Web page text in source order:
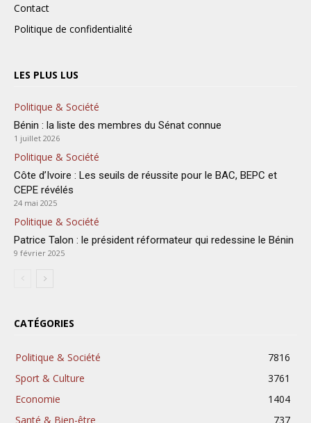
Contact
Politique de confidentialité
LES PLUS LUS
Politique & Société
Bénin : la liste des membres du Sénat connue
1 juillet 2026
Politique & Société
Côte d’Ivoire : Les seuils de réussite pour le BAC, BEPC et
CEPE révélés
24 mai 2025
Politique & Société
Patrice Talon : le président réformateur qui redessine le Bénin
9 février 2025
CATÉGORIES
Politique & Société
7816
Sport & Culture
3761
Economie
1404
Santé & Bien-être
737